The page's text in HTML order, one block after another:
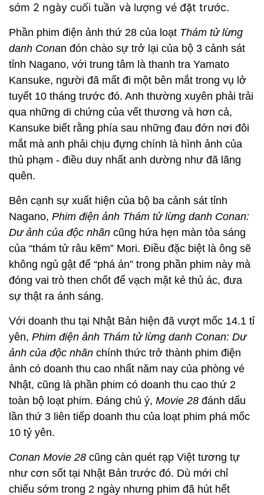
sớm 2 ngày cuối tuần và lượng vé đặt trước.
Phần phim điện ảnh thứ 28 của loạt Thám tử lừng
danh Conan đón chào sự trở lại của bộ 3 cảnh sát
tỉnh Nagano, với trung tâm là thanh tra Yamato
Kansuke, người đã mất đi một bên mắt trong vụ lở
tuyết 10 tháng trước đó. Anh thường xuyên phải trải
qua những di chứng của vết thương và hơn cả,
Kansuke biết rằng phía sau những đau đớn nơi đôi
mắt mà anh phải chịu đựng chính là hình ảnh của
thủ phạm - điều duy nhất anh dường như đã lãng
quên.
Bên cạnh sự xuất hiện của bộ ba cảnh sát tỉnh
Nagano, Phim điện ảnh Thám tử lừng danh Conan:
Dư ảnh của độc nhãn cũng hứa hẹn màn tỏa sáng
của “thám tử râu kẽm” Mori. Điều đặc biệt là ông sẽ
không ngủ gật để “phá án” trong phần phim này mà
đóng vai trò then chốt để vạch mặt kẻ thủ ác, đưa
sự thật ra ánh sáng.
Với doanh thu tại Nhật Bản hiện đã vượt mốc 14.1 tỉ
yên, Phim điện ảnh Thám tử lừng danh Conan: Dư
ảnh của độc nhãn chính thức trở thành phim điện
ảnh có doanh thu cao nhất năm nay của phòng vé
Nhật, cũng là phần phim có doanh thu cao thứ 2
toàn bộ loạt phim. Đáng chú ý, Movie 28 đánh dấu
lần thứ 3 liên tiếp doanh thu của loạt phim phá mốc
10 tỷ yên.
Conan Movie 28 cũng càn quét rạp Việt tương tự
như cơn sốt tại Nhật Bản trước đó. Dù mới chỉ
chiếu sớm trong 2 ngày nhưng phim đã hút hết